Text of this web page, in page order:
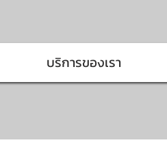
บริการของเรา